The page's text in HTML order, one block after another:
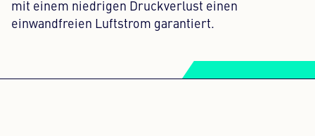
mit einem niedrigen Druckverlust einen
einwandfreien Luftstrom garantiert.